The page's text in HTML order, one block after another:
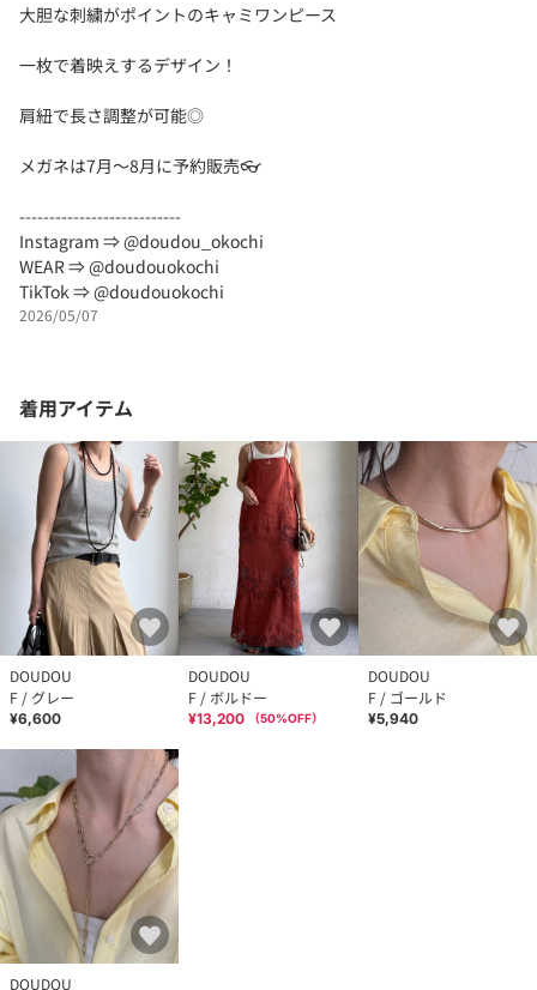
大胆な刺繍がポイントのキャミワンピース
一枚で着映えするデザイン！
肩紐で長さ調整が可能◎
メガネは7月〜8月に予約販売👓
---------------------------
Instagram ⇒ @doudou_okochi
WEAR ⇒ @doudouokochi
TikTok ⇒ @doudouokochi
2026/05/07
着用アイテム
DOUDOU
F / グレー
¥6,600
DOUDOU
F / ボルドー
¥13,200 （50%OFF）
DOUDOU
F / ゴールド
¥5,940
DOUDOU